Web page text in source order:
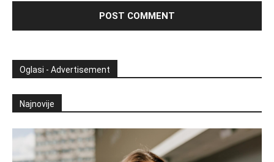
Oglasi - Advertisement
Najnovije